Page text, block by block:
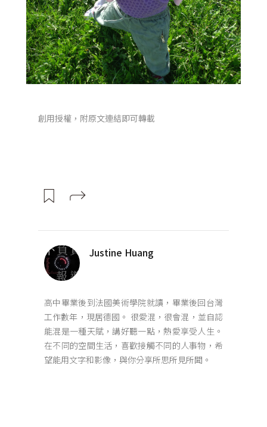
創用授權，附原文連結即可轉載
Justine Huang
高中畢業後到法國美術學院就讀，畢業後回台灣
工作數年，現居德國。 很愛混，很會混，並自認
能混是一種天賦，講好聽一點，熱愛享受人生。
在不同的空間生活，喜歡接觸不同的人事物，希
望能用文字和影像，與你分享所思所見所聞。